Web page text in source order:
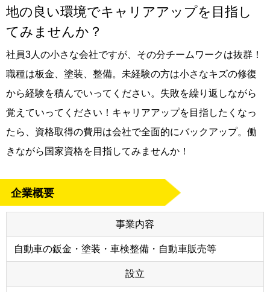
地の良い環境でキャリアアップを目指し
てみませんか？
社員3人の小さな会社ですが、その分チームワークは抜群！
職種は板金、塗装、整備。未経験の方は小さなキズの修復
から経験を積んでいってください。失敗を繰り返しながら
覚えていってください！キャリアアップを目指したくなっ
たら、資格取得の費用は会社で全面的にバックアップ。働
きながら国家資格を目指してみませんか！
企業概要
事業内容
自動車の鈑金・塗装・車検整備・自動車販売等
設立